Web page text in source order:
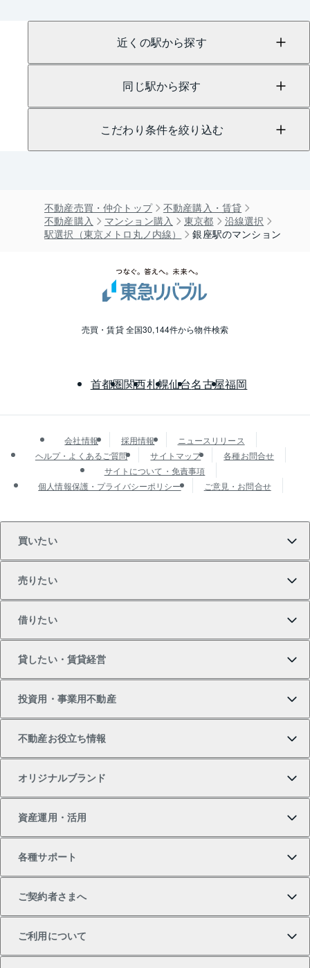
近くの駅から探す
同じ駅から探す
こだわり条件を絞り込む
不動産売買・仲介トップ
不動産購入・賃貸
不動産購入
マンション購入 東京都
沿線選択
駅選択（東京メトロ丸ノ内線）
銀座駅のマンション
売買・賃貸 全国30,144件から物件検索
首都圏関西札幌仙台名古屋福岡
会社情報 採用情報
ニュースリリース
ヘルプ・よくあるご質問
サイトマップ
各種お問合せ
サイトについて・免責事項
個人情報保護・プライバシーポリシー
ご意見・お問合せ
買いたい
新築・分譲マンションの購入
中古マンションの購入
売りたい
マンションの売却・査定
一戸建ての売却・査定
借りたい
借りたいTOP
物件を借りる
貸したい・賃貸経営
貸したいTOP
投資用・事業用不動産
不動産お役立ち情報
オリジナルブランド
一棟リノベーションマンション L`GENTE（ルジェン
テ）
投資用一棟レジデンスWELL SQUARE（ウェルスクエ
ア）
資産運用・活用
各種サポート
ご契約者さまへ
ご利用について